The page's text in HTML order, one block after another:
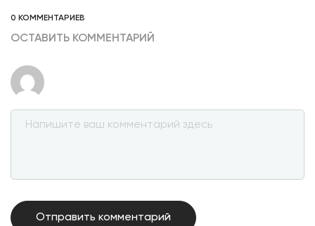
0 КОММЕНТАРИЕВ
ОСТАВИТЬ КОММЕНТАРИЙ